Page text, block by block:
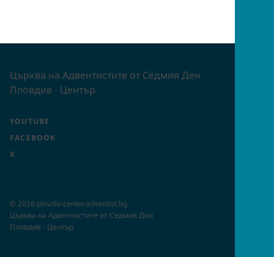
Църква на Адвентистите от Седмия Ден
Пловдив - Център
YOUTUBE
FACEBOOK
X
©2026 plovdiv-center.adventist.bg
Църква на Адвентистите от Седмия Ден
Пловдив - Център